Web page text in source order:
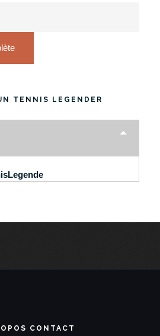
TENNIS LEGENDER
CONTACT